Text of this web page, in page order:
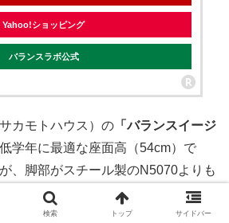
Yahoo!ショッピング
バランスラボ公式
カモトハウス）の 「バランスイージ
学年に最適な座面高（54cm）で
、脚部がスチール製のN5070よりも
トに合わせやすいと思います。
検索 トップ サイドバー